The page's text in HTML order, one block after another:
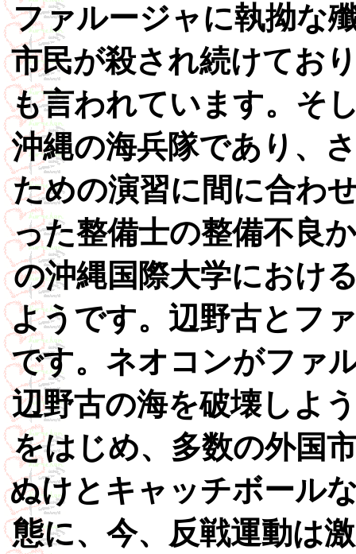
ファルージャに執拗な
市民が殺され続けてお
も言われています。そ
沖縄の海兵隊であり、
ための演習に間に合わ
った整備士の整備不良
の沖縄国際大学におけ
ようです。辺野古とフ
です。ネオコンがファ
辺野古の海を破壊しよ
をはじめ、多数の外国
ぬけとキャッチボール
態に、今、反戦運動は